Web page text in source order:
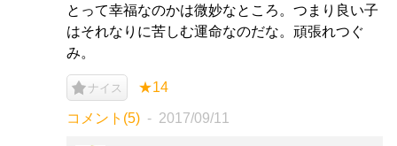
とって幸福なのかは微妙なところ。つまり良い子
はそれなりに苦しむ運命なのだな。頑張れつぐ
み。
ナイス ★14
コメント(5) 2017/09/11